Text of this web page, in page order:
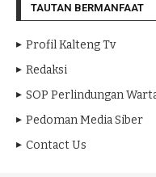
TAUTAN BERMANFAAT
Profil Kalteng Tv
Redaksi
SOP Perlindungan
Pedoman Media Siber
Contact Us